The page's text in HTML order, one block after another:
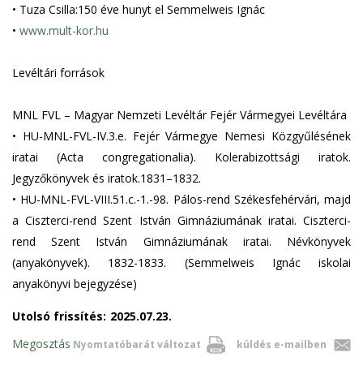
• Tuza Csilla:150 éve hunyt el Semmelweis Ignác
• www.mult-kor.hu
Levéltári források
MNL FVL – Magyar Nemzeti Levéltár Fejér Vármegyei Levéltára
• HU-MNL-FVL-IV.3.e. Fejér Vármegye Nemesi Közgyűlésének
iratai (Acta congregationalia). Kolerabizottsági iratok.
Jegyzőkönyvek és iratok.1831–1832.
• HU-MNL-FVL-VIII.51.c.-1.-98. Pálos-rend Székesfehérvári, majd
a Ciszterci-rend Szent István Gimnáziumának iratai. Ciszterci-
rend Szent István Gimnáziumának iratai. Névkönyvek
(anyakönyvek). 1832-1833. (Semmelweis Ignác iskolai
anyakönyvi bejegyzése)
Utolsó frissítés: 2025.07.23.
Nyomtatóbarát változat küldés e-mailben
Megosztás